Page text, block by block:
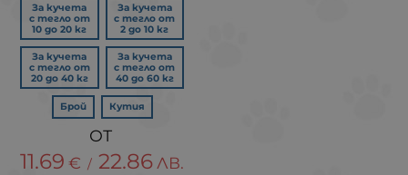
За кучета
с тегло от
10 до 20 кг
За кучета
с тегло от
2 до 10 кг
За кучета
с тегло от
20 до 40 кг
За кучета
с тегло от
40 до 60 кг
Брой Кутия
11.69 € / 22.86 ЛВ.